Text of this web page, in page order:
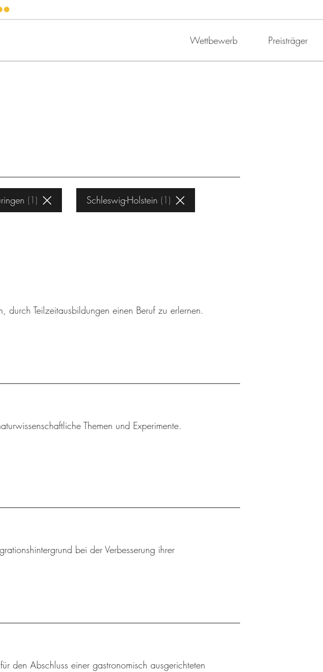
Wettbewerb Preisträger
1 Schleswig-Holstein 1
durch Teilzeitausbildungen einen Beruf zu erlernen.
Themen und Experimente.
bei der Verbesserung ihrer
den Abschluss einer gastronomisch ausgerichteten